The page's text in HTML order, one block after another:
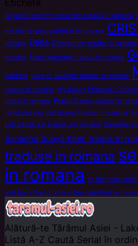
Beyond Destiny serial thai tradus in romana
me thai drama subtitrat in romana
romana Deea Dhevaprom tradus in romana
romana Flash Marriage tradus in romana
subtitra Love in Twilight tradus in romana
tradus in romana My Sassy Princess:
tradu in romana Prajan Daeng tradus in
rahut rissaya thai drama tradus in romana
Leh Sanae Rai tradus sin romana Sanaeha
Sanaeha Sunya Kaen tradus in
traduse in romana
in romana to the moon
and back thai drama online subtitrat in
Alătură-te Tărâmul Asiei -
Listă A-Z Caută Serial în